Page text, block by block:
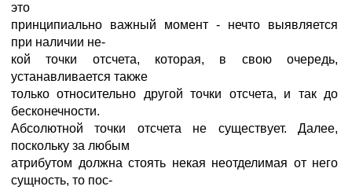
это
принципиально важный момент - нечто выявляется
при наличии не-
кой точки отсчета, которая, в свою очередь,
устанавливается также
только относительно другой точки отсчета, и так до
бесконечности.
Абсолютной точки отсчета не существует. Далее,
поскольку за любым
атрибутом должна стоять некая неотделимая от него
сущность, то пос-